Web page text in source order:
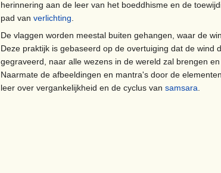
herinnering aan de leer van het boeddhisme en de
pad van verlichting
De vlaggen worden meestal buiten gehangen, waar de
Deze praktijk is gebaseerd op de overtuiging dat de wind
gegraveerd, naar alle wezens in de wereld zal brengen
Naarmate de afbeeldingen en mantra's door de
leer over vergankelijkheid en de cyclus van samsara